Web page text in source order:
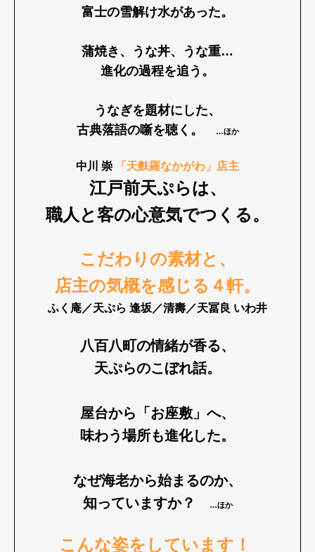
富士の雪解け水があった。
蒲焼き、うな丼、うな重…
進化の過程を追う。
うなぎを題材にした、
古典落語の噺を聴く。
…ほか
中川 崇 「天麩羅なかがわ」店主
江戸前天ぷらは、
職人と客の心意気でつくる。
こだわりの素材と、
店主の気概を感じる４軒。
ふく庵／天ぷら 逢坂／清壽／天冨良 いわ井
八百八町の情緒が香る、
天ぷらのこぼれ話。
屋台から「お座敷」へ、
味わう場所も進化した。
なぜ海老から始まるのか、
知っていますか？
…ほか
こんな姿をしています！